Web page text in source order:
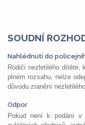
SOUDNÍ
Nahlédnutí do
Rodiči nezletilého dítěte,
plném rozsahu, nelze
důvodu zranění
Odpor
Pokud není k podání v